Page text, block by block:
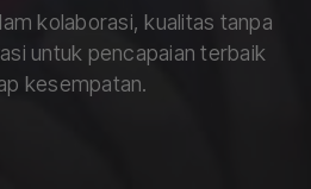
kolaborasi, kualitas tanpa
untuk pencapaian terbaik
kesempatan.